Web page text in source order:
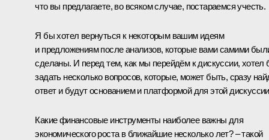
что вы предлагаете, во всяком случае, постараемся учесть.
Я бы хотел вернуться к некоторым вашим идеям
и предложениям после анализов, которые вами самими
сделаны. И перед тем, как мы перейдём к дискуссии, хотел
задать несколько вопросов, которые, может быть, сразу
ответ и будут основанием и платформой для этой
Какие финансовые инструменты наиболее важны для
экономического роста в ближайшие несколько лет? – такой